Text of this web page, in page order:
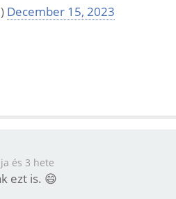
December 15, 2023
és 3 hete
ezt is. 😄